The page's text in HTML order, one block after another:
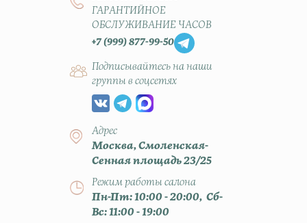
ГАРАНТИЙНОЕ
ОБСЛУЖИВАНИЕ ЧАСОВ
+7 (999) 877-99-50
Подписывайтесь на наши
группы в соцсетях
Адрес
Москва, Смоленская-
Сенная площадь 23/25
Режим работы салона
Пн-Пт: 10:00 - 20:00, Сб-
Вс: 11:00 - 19:00